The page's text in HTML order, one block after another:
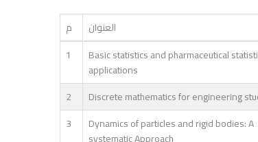
م العنوان
1
Basic statistics and pharmaceutical
applications
2 Discrete mathematics for engineering
3
Dynamics of particles and rigid bodies: A
systematic Approach